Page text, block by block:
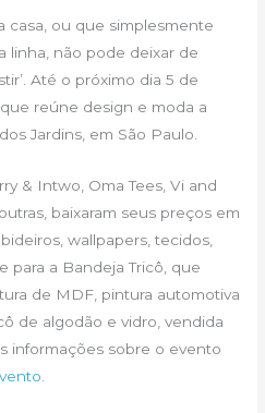
casa, ou que simplesmente
linha, não pode deixar de
Até o próximo dia 5 de
reúne design e moda a
Jardins, em São Paulo.
& Intwo, Oma Tees, Vi and
baixaram seus preços em
wallpapers, tecidos,
para a Bandeja Tricô, que
de MDF, pintura automotiva
de algodão e vidro, vendida
informações sobre o evento